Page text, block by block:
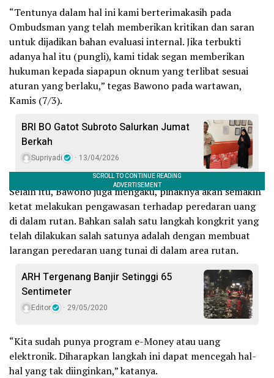
“Tentunya dalam hal ini kami berterimakasih pada
Ombudsman yang telah memberikan kritikan dan saran
untuk dijadikan bahan evaluasi internal. Jika terbukti
adanya hal itu (pungli), kami tidak segan memberikan
hukuman kepada siapapun oknum yang terlibat sesuai
aturan yang berlaku,” tegas Bawono pada wartawan,
Kamis (7/3).
BRI BO Gatot Subroto Salurkan Jumat
Berkah
Supriyadi 13/04/2026
Selain itu, Bawono juga mengaku, pihaknya akan semakin
ketat melakukan pengawasan terhadap peredaran uang
di dalam rutan. Bahkan salah satu langkah kongkrit yang
telah dilakukan salah satunya adalah dengan membuat
larangan peredaran uang tunai di dalam area rutan.
ARH Tergenang Banjir Setinggi 65
Sentimeter
Editor 29/05/2020
“Kita sudah punya program e-Money atau uang
elektronik. Diharapkan langkah ini dapat mencegah hal-
hal yang tak diinginkan,” katanya.